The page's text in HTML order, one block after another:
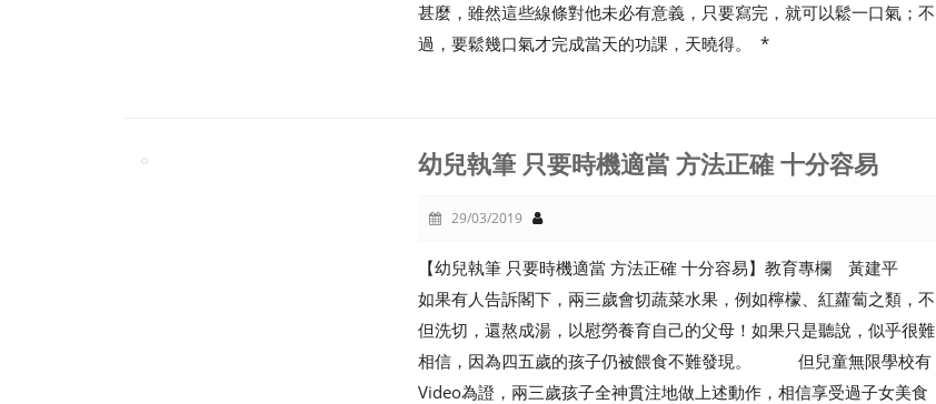
甚麼，雖然這些線條對他未必有意義，只要寫完，就可以鬆一口氣；不
過，要鬆幾口氣才完成當天的功課，天曉得。 *
幼兒執筆 只要時機適當 方法正確 十分容易
29/03/2019
【幼兒執筆 只要時機適當 方法正確 十分容易】教育專欄 黃建平
如果有人告訴閣下，兩三歲會切蔬菜水果，例如檸檬、紅蘿蔔之類，不
但洗切，還熬成湯，以慰勞養育自己的父母！如果只是聽說，似乎很難
相信，因為四五歲的孩子仍被餵食不難發現。 但兒童無限學校有
Video為證，兩三歲孩子全神貫注地做上述動作，相信享受過子女美食